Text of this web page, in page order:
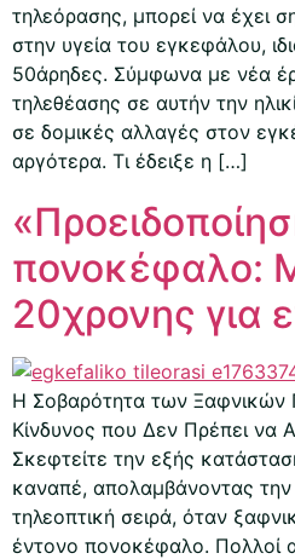
τηλεόρασης, μπορεί να έχει
στην υγεία του εγκεφάλου,
50άρηδες. Σύμφωνα με νέα
τηλεθέασης σε αυτήν την
σε δομικές αλλαγές στον
αργότερα. Τι έδειξε η […]
πονοκέφαλο:
20χρονης για
Η Σοβαρότητα των
Κίνδυνος που Δεν Πρέπει να
Σκεφτείτε την εξής
καναπέ, απολαμβάνοντας
τηλεοπτική σειρά, όταν
έντονο πονοκέφαλο. Πολλοί